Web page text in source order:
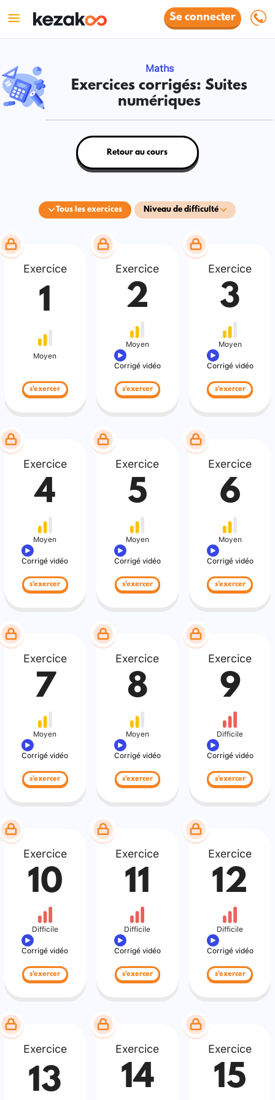
Se connecter
Maths
Exercices corrigés: Suites
numériques
Tous les exercices Niveau de difficulté
Retour au cours
Exercice
1
Moyen
s'exercer
Exercice
2
Moyen
Corrigé vidéo
s'exercer
Exercice
3
Moyen
Corrigé vidéo
s'exercer
Exercice
4
Moyen
Corrigé vidéo
s'exercer
Exercice
5
Moyen
Corrigé vidéo
s'exercer
Exercice
6
Moyen
Corrigé vidéo
s'exercer
Exercice
7
Moyen
Corrigé vidéo
s'exercer
Exercice
8
Moyen
Corrigé vidéo
s'exercer
Exercice
9
Difficile
Corrigé vidéo
s'exercer
Exercice
10
Difficile
Corrigé vidéo
s'exercer
Exercice
11
Difficile
Corrigé vidéo
s'exercer
Exercice
12
Difficile
Corrigé vidéo
s'exercer
Exercice
13
Exercice
14
Exercice
15